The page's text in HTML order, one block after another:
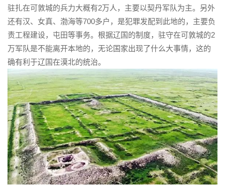
驻扎在可敦城的兵力大概有2万人，主要以契丹军队为主。另外
还有汉、女真、渤海等700多户，是犯罪发配到此地的，主要负
责工程建设，屯田等事务。根据辽国的制度，驻守在可敦城的2
万军队是不能离开本地的，无论国家出现了什么大事情，这的
确有利于辽国在漠北的统治。